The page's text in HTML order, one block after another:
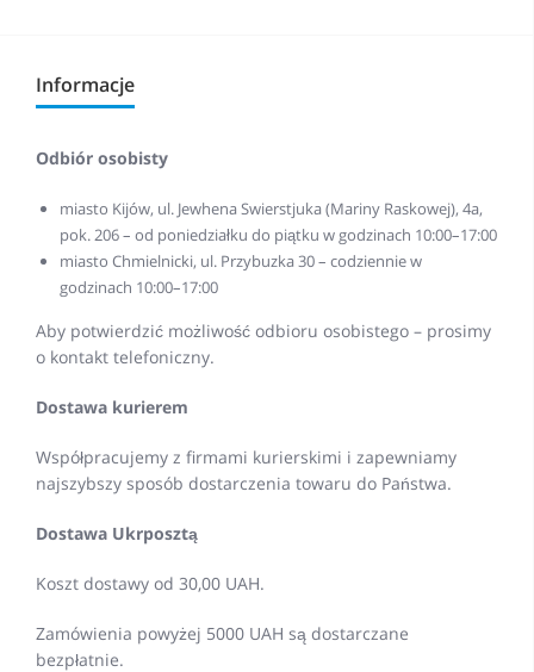
Informacje
Odbiór osobisty
miasto Kijów, ul. Jewhena Swierstjuka (Mariny Raskowej), 4a,
pok. 206 – od poniedziałku do piątku w godzinach 10:00–17:00
miasto Chmielnicki, ul. Przybuzka 30 – codziennie w
godzinach 10:00–17:00
Aby potwierdzić możliwość odbioru osobistego – prosimy
o kontakt telefoniczny.
Dostawa kurierem
Współpracujemy z firmami kurierskimi i zapewniamy
najszybszy sposób dostarczenia towaru do Państwa.
Dostawa Ukrposztą
Koszt dostawy od 30,00 UAH.
Zamówienia powyżej 5000 UAH są dostarczane
bezpłatnie.